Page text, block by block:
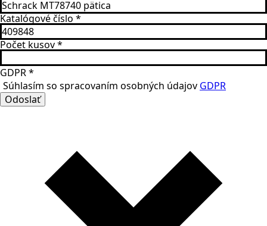
Katalógové číslo *
Počet kusov*
GDPR*
Súhlasím so spracovaním osobných údajov GDPR
Odoslať